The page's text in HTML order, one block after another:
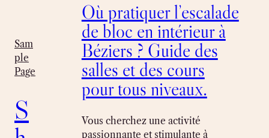
Sam
ple
Page
S
Où pratiquer l’escalade
de bloc en intérieur à
Béziers ? Guide des
salles et des cours
pour tous niveaux.
Vous cherchez une activité
passionnante et stimulante à